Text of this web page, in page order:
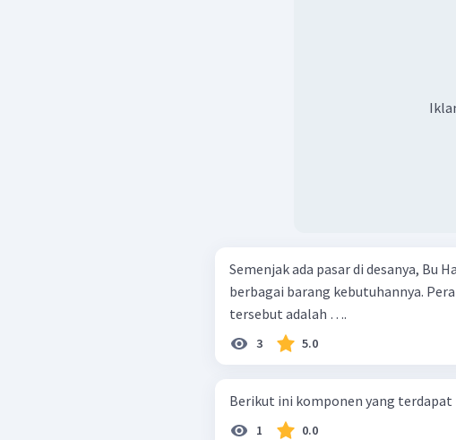
Semenjak ada pasar di desanya, Bu
berbagai barang kebutuhannya.
tersebut adalah ….
3 5.0
Berikut ini komponen yang terdapat
1 0.0